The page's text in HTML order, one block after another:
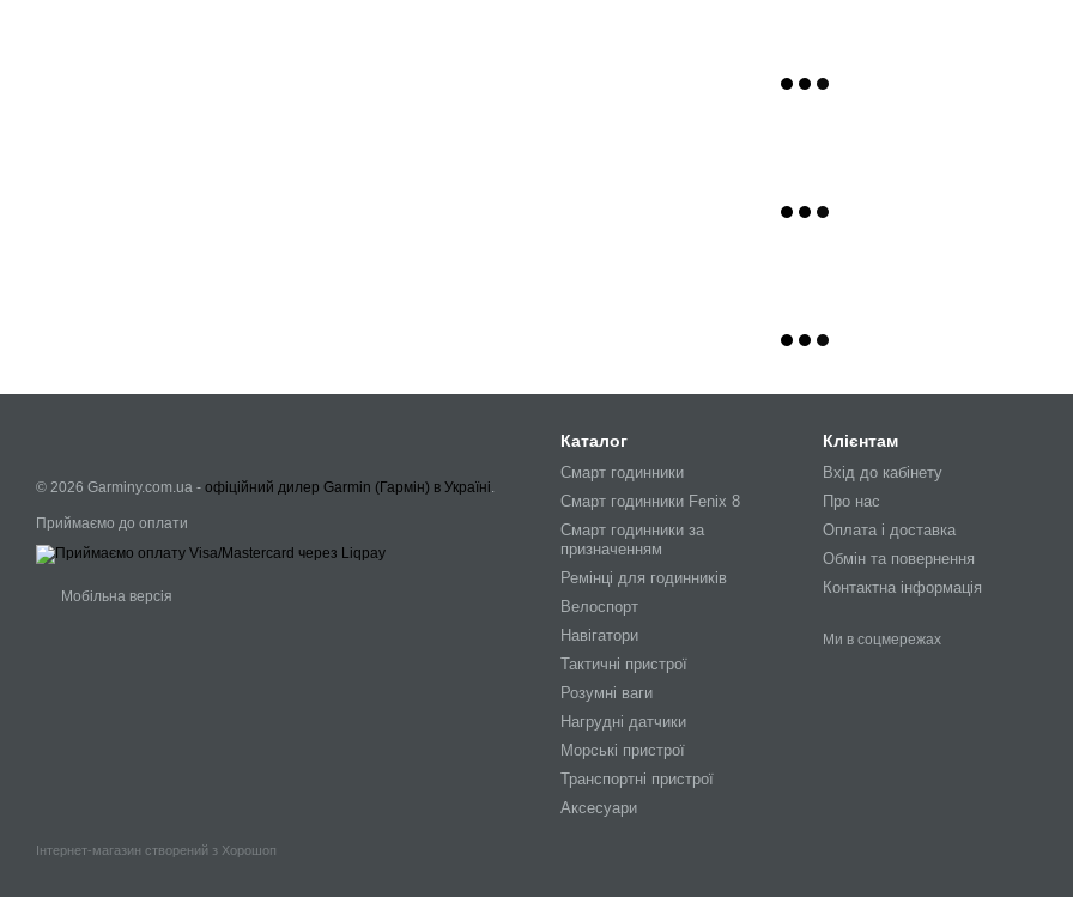
© 2026 Garminy.com.ua - офіційний дилер Garmin (Гармін) в Україні.
Приймаємо до оплати
Мобільна версія
Інтернет-магазин створений з Хорошоп
Каталог
Смарт годинники
Смарт годинники Fenix 8
Смарт годинники за
призначенням
Ремінці для годинників
Велоспорт
Навігатори
Тактичні пристрої
Розумні ваги
Нагрудні датчики
Морські пристрої
Транспортні пристрої
Аксесуари
Клієнтам
Вхід до кабінету
Про нас
Оплата і доставка
Обмін та повернення
Контактна інформація
Ми в соцмережах